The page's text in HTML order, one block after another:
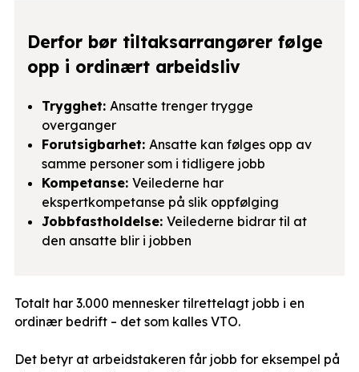
Derfor bør tiltaksarrangører følge
opp i ordinært arbeidsliv
Trygghet: Ansatte trenger trygge
overganger
Forutsigbarhet: Ansatte kan følges opp av
samme personer som i tidligere jobb
Kompetanse: Veilederne har
ekspertkompetanse på slik oppfølging
Jobbfastholdelse: Veilederne bidrar til at
den ansatte blir i jobben
Totalt har 3.000 mennesker tilrettelagt jobb i en
ordinær bedrift – det som kalles VTO.
Det betyr at arbeidstakeren får jobb for eksempel på